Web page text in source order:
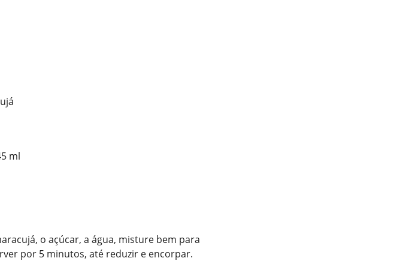
ml
o açúcar, a água, misture bem para
por 5 minutos, até reduzir e encorpar.